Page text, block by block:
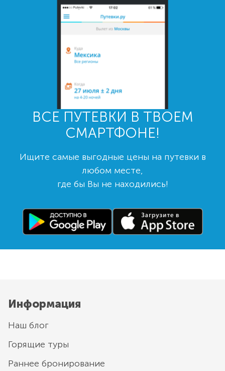
ВСЕ ПУТЕВКИ В ТВОЕМ
СМАРТФОНЕ!
Ищите самые выгодные цены на путевки в
любом месте,
где бы Вы не находились!
Информация
Наш блог
Горящие туры
Раннее бронирование